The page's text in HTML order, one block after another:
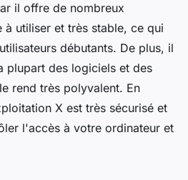
il offre de nombreux
à utiliser et très stable, ce qui
débutants. De plus, il
plupart des logiciels et des
rend très polyvalent. En
X est très sécurisé et
l'accès à votre ordinateur et